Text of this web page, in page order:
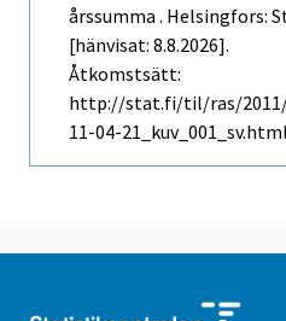
årssumma . Helsingfors:
[hänvisat: 8.8.2026].
Åtkomstsätt:
http://stat.fi/til/ras/2011/
11-04-21_kuv_001_sv.html